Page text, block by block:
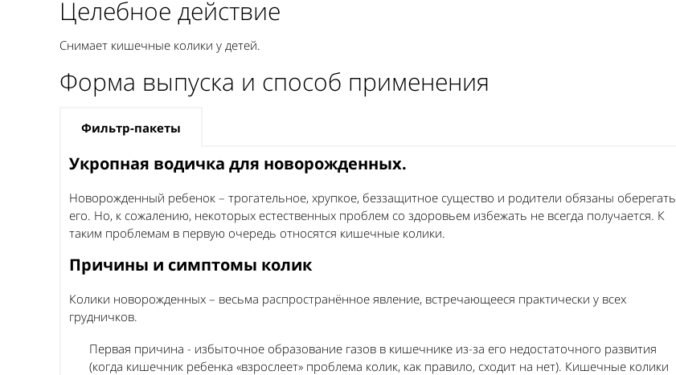
Целебное действие
Снимает кишечные колики у детей.
Форма выпуска и способ применения
Фильтр-пакеты
Укропная водичка для новорожденных.
Новорожденный ребенок – трогательное, хрупкое, беззащитное существо и родители обязаны оберегать
его. Но, к сожалению, некоторых естественных проблем со здоровьем избежать не всегда получается. К
таким проблемам в первую очередь относятся кишечные колики.
Причины и симптомы колик
Колики новорожденных – весьма распространённое явление, встречающееся практически у всех
грудничков.
Первая причина - избыточное образование газов в кишечнике из-за его недостаточного развития
(когда кишечник ребенка «взрослеет» проблема колик, как правило, сходит на нет). Кишечные колики